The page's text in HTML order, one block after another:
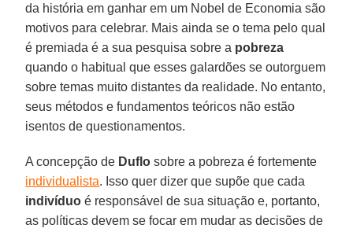
da história em ganhar em um Nobel de Economia são
motivos para celebrar. Mais ainda se o tema pelo qual
é premiada é a sua pesquisa sobre a pobreza
quando o habitual que esses galardões se outorguem
sobre temas muito distantes da realidade. No entanto,
seus métodos e fundamentos teóricos não estão
isentos de questionamentos.
A concepção de Duflo sobre a pobreza é fortemente
individualista. Isso quer dizer que supõe que cada
indivíduo é responsável de sua situação e, portanto,
as políticas devem se focar em mudar as decisões de